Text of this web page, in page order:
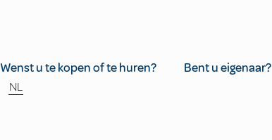
Wenst u te kopen of te huren? Bent u eigenaar?
NL